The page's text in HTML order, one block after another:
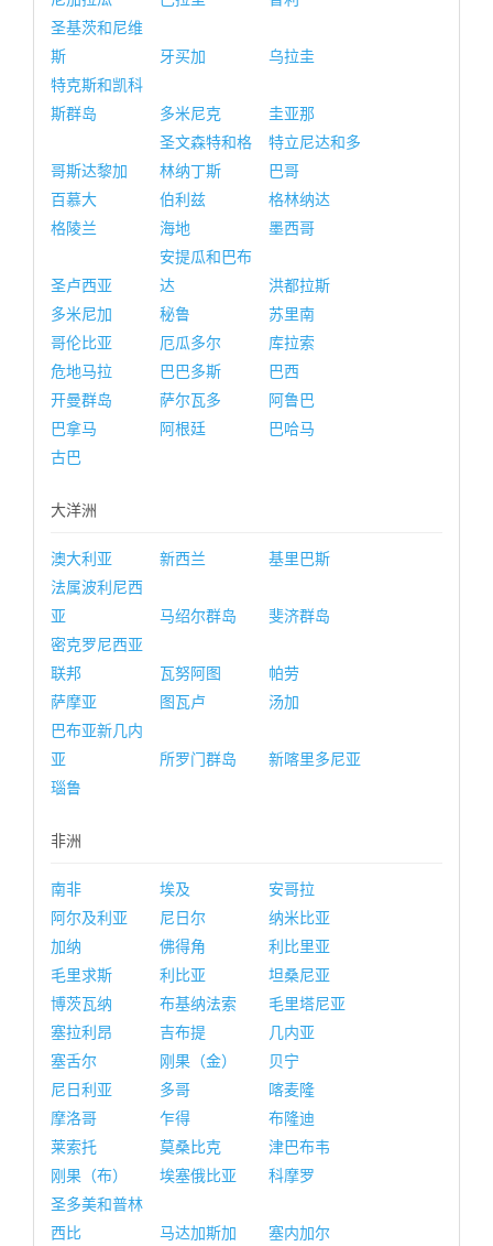
圣基茨和尼维
斯
牙买加
乌拉圭
特克斯和凯科
斯群岛
多米尼克 圭亚那
哥斯达黎加
圣文森特和格
林纳丁斯
特立尼达和多
巴哥
百慕大
伯利兹
格林纳达
格陵兰
海地 墨西哥
圣卢西亚
安提瓜和巴布
达
洪都拉斯
多米尼加
秘鲁
苏里南
哥伦比亚
厄瓜多尔
库拉索
危地马拉
巴巴多斯
巴西
开曼群岛
萨尔瓦多
阿鲁巴
巴拿马
阿根廷
巴哈马
古巴
大洋洲
澳大利亚 新西兰
基里巴斯
法属波利尼西
亚
马绍尔群岛
斐济群岛
密克罗尼西亚
联邦
瓦努阿图
帕劳
萨摩亚
图瓦卢
汤加
巴布亚新几内
亚
所罗门群岛
新喀里多尼亚
瑙鲁
非洲
南非 埃及
安哥拉
阿尔及利亚
尼日尔
纳米比亚
加纳
佛得角
利比里亚
毛里求斯
利比亚
坦桑尼亚
博茨瓦纳
布基纳法索
毛里塔尼亚
塞拉利昂
吉布提
几内亚
塞舌尔
刚果（金）
贝宁
尼日利亚
多哥
喀麦隆
摩洛哥
乍得
布隆迪
莱索托
莫桑比克
津巴布韦
刚果（布）
埃塞俄比亚
科摩罗
圣多美和普林
西比
马达加斯加 塞内加尔